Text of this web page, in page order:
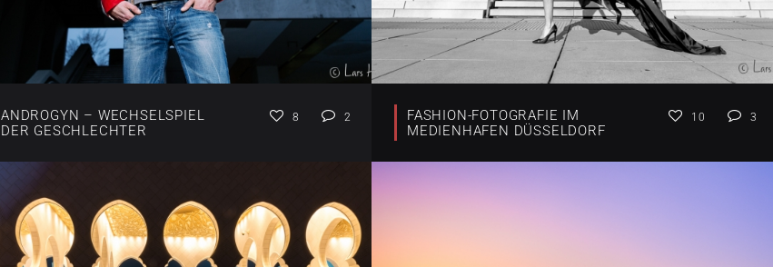
ANDROGYN – WECHSELSPIEL
DER GESCHLECHTER
8 2
FASHION-FOTOGRAFIE IM
MEDIENHAFEN DÜSSELDORF
10 3